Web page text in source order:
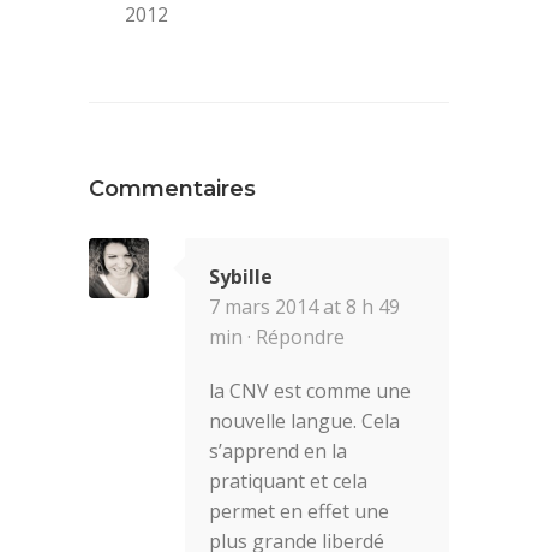
2012
Commentaires
Sybille
7 mars 2014 at 8 h 49
min · Répondre
la CNV est comme une
nouvelle langue. Cela
s’apprend en la
pratiquant et cela
permet en effet une
plus grande liberdé